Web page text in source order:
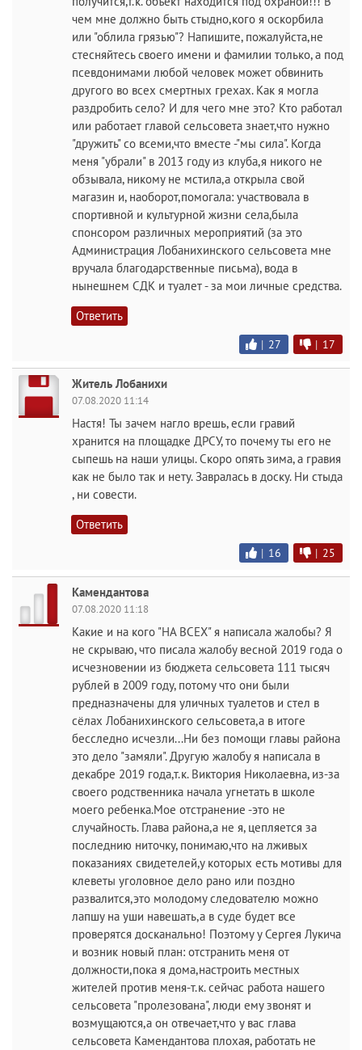
чем мне должно быть стыдно,кого я оскорбила
или "облила грязью"? Напишите, пожалуйста,не
стесняйтесь своего имени и фамилии только, а под
псевдонимами любой человек может обвинить
другого во всех смертных грехах. Как я могла
раздробить село? И для чего мне это? Кто работал
или работает главой сельсовета знает,что нужно
"дружить" со всеми,что вместе -"мы сила". Когда
меня "убрали" в 2013 году из клуба,я никого не
обзывала, никому не мстила,а открыла свой
магазин и, наоборот,помогала: участвовала в
спортивной и культурной жизни села,была
спонсором различных мероприятий (за это
Администрация Лобанихинского сельсовета мне
вручала благодарственные письма), вода в
нынешнем СДК и туалет - за мои личные средства.
Ответить
| 27 | 17
Житель Лобанихи
07.08.2020 11:14
Настя! Ты зачем нагло врешь, если гравий
хранится на площадке ДРСУ, то почему ты его не
сыпешь на наши улицы. Скоро опять зима, а гравия
как не было так и нету. Завралась в доску. Ни стыда
, ни совести.
Ответить
| 16 | 25
Камендантова
07.08.2020 11:18
Какие и на кого "НА ВСЕХ" я написала жалобы? Я
не скрываю, что писала жалобу весной 2019 года о
исчезновении из бюджета сельсовета 111 тысяч
рублей в 2009 году, потому что они были
предназначены для уличных туалетов и стел в
сёлах Лобанихинского сельсовета,а в итоге
бесследно исчезли...Ни без помощи главы района
это дело "замяли". Другую жалобу я написала в
декабре 2019 года,т.к. Виктория Николаевна, из-за
своего родственника начала угнетать в школе
моего ребенка.Мое отстранение -это не
случайность. Глава района,а не я, цепляется за
последнию ниточку, понимаю,что на лживых
показаниях свидетелей,у которых есть мотивы для
клеветы уголовное дело рано или поздно
развалится,это молодому следователю можно
лапшу на уши навешать,а в суде будет все
проверятся досканально! Поэтому у Сергея Лукича
и возник новый план: отстранить меня от
должности,пока я дома,настроить местных
жителей против меня-т.к. сейчас работа нашего
сельсовета "пролезована", люди ему звонят и
возмущаются,а он отвечает,что у вас глава
сельсовета Камендантова плохая, работать не